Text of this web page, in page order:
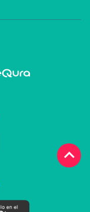
keyboard_arrow_up